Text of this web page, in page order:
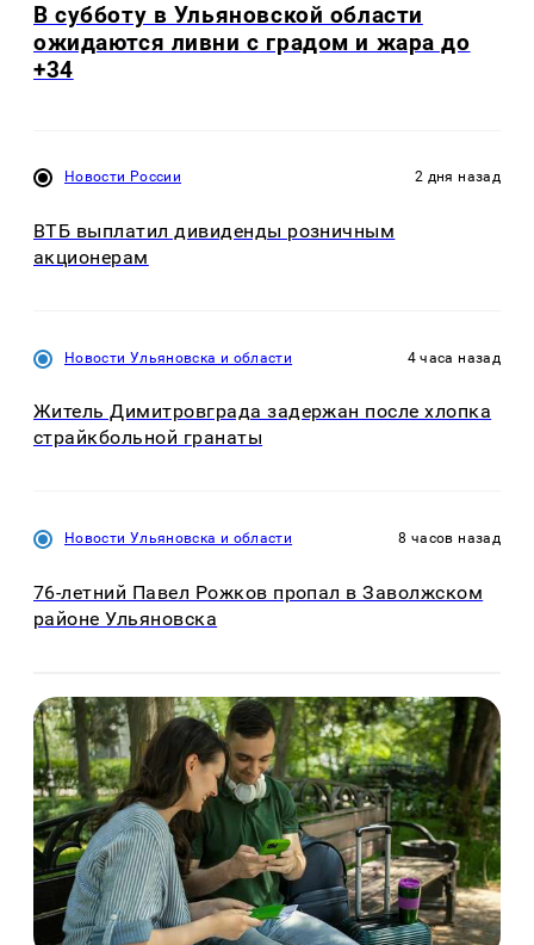
В субботу в Ульяновской области
ожидаются ливни с градом и жара до
+34
Новости России 2 дня назад
ВТБ выплатил дивиденды розничным
акционерам
Новости Ульяновска и области 4 часа назад
Житель Димитровграда задержан после хлопка
страйкбольной гранаты
Новости Ульяновска и области 8 часов назад
76-летний Павел Рожков пропал в Заволжском
районе Ульяновска